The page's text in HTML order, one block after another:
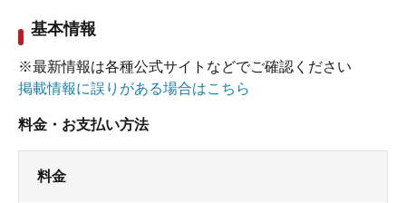
基本情報
※最新情報は各種公式サイトなどでご確認ください
掲載情報に誤りがある場合はこちら
料金・お支払い方法
料金